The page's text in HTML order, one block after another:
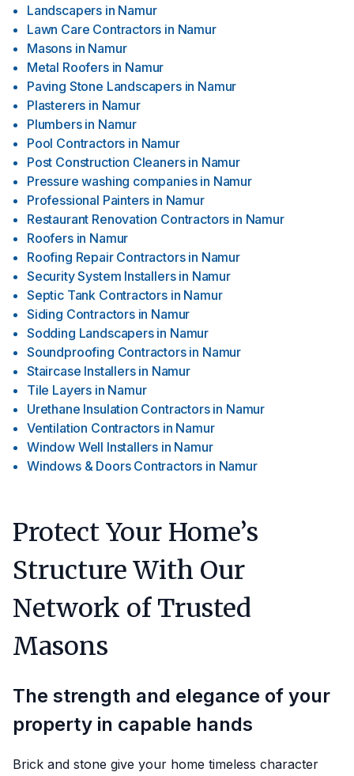
Landscapers in Namur
Lawn Care Contractors in Namur
Masons in Namur
Metal Roofers in Namur
Paving Stone Landscapers in Namur
Plasterers in Namur
Plumbers in Namur
Pool Contractors in Namur
Post Construction Cleaners in Namur
Pressure washing companies in Namur
Professional Painters in Namur
Restaurant Renovation Contractors in Namur
Roofers in Namur
Roofing Repair Contractors in Namur
Security System Installers in Namur
Septic Tank Contractors in Namur
Siding Contractors in Namur
Sodding Landscapers in Namur
Soundproofing Contractors in Namur
Staircase Installers in Namur
Tile Layers in Namur
Urethane Insulation Contractors in Namur
Ventilation Contractors in Namur
Window Well Installers in Namur
Windows & Doors Contractors in Namur
Protect Your Home’s
Structure With Our
Network of Trusted
Masons
The strength and elegance of your
property in capable hands
Brick and stone give your home timeless character